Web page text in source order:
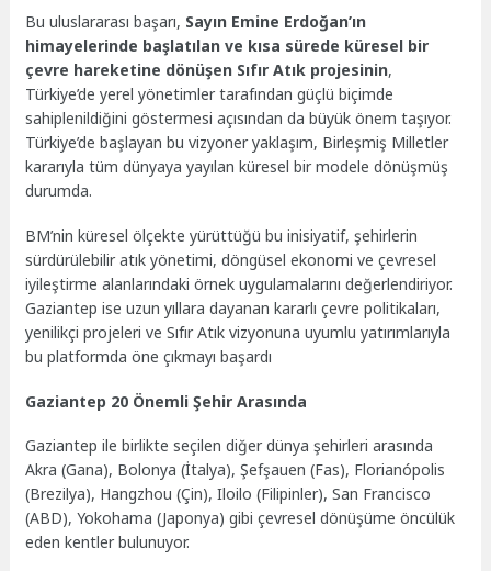
Bu uluslararası başarı, Sayın Emine Erdoğan’ın
himayelerinde başlatılan ve kısa sürede küresel bir
çevre hareketine dönüşen Sıfır Atık projesinin,
Türkiye’de yerel yönetimler tarafından güçlü biçimde
sahiplenildiğini göstermesi açısından da büyük önem taşıyor.
Türkiye’de başlayan bu vizyoner yaklaşım, Birleşmiş Milletler
kararıyla tüm dünyaya yayılan küresel bir modele dönüşmüş
durumda.
BM’nin küresel ölçekte yürüttüğü bu inisiyatif, şehirlerin
sürdürülebilir atık yönetimi, döngüsel ekonomi ve çevresel
iyileştirme alanlarındaki örnek uygulamalarını değerlendiriyor.
Gaziantep ise uzun yıllara dayanan kararlı çevre politikaları,
yenilikçi projeleri ve Sıfır Atık vizyonuna uyumlu yatırımlarıyla
bu platformda öne çıkmayı başardı
Gaziantep 20 Önemli Şehir Arasında
Gaziantep ile birlikte seçilen diğer dünya şehirleri arasında
Akra (Gana), Bolonya (İtalya), Şefşauen (Fas), Florianópolis
(Brezilya), Hangzhou (Çin), Iloilo (Filipinler), San Francisco
(ABD), Yokohama (Japonya) gibi çevresel dönüşüme öncülük
eden kentler bulunuyor.